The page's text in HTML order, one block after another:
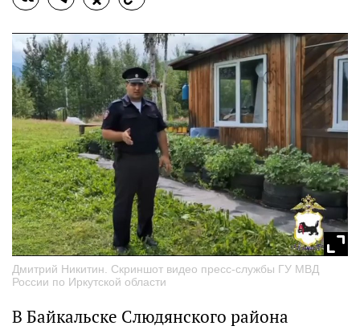
Дмитрий Никитин. Скриншот видео пресс-службы ГУ МВД
России по Иркутской области
В Байкальске Слюдянского района